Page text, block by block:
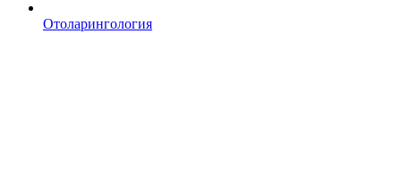
Отоларингология